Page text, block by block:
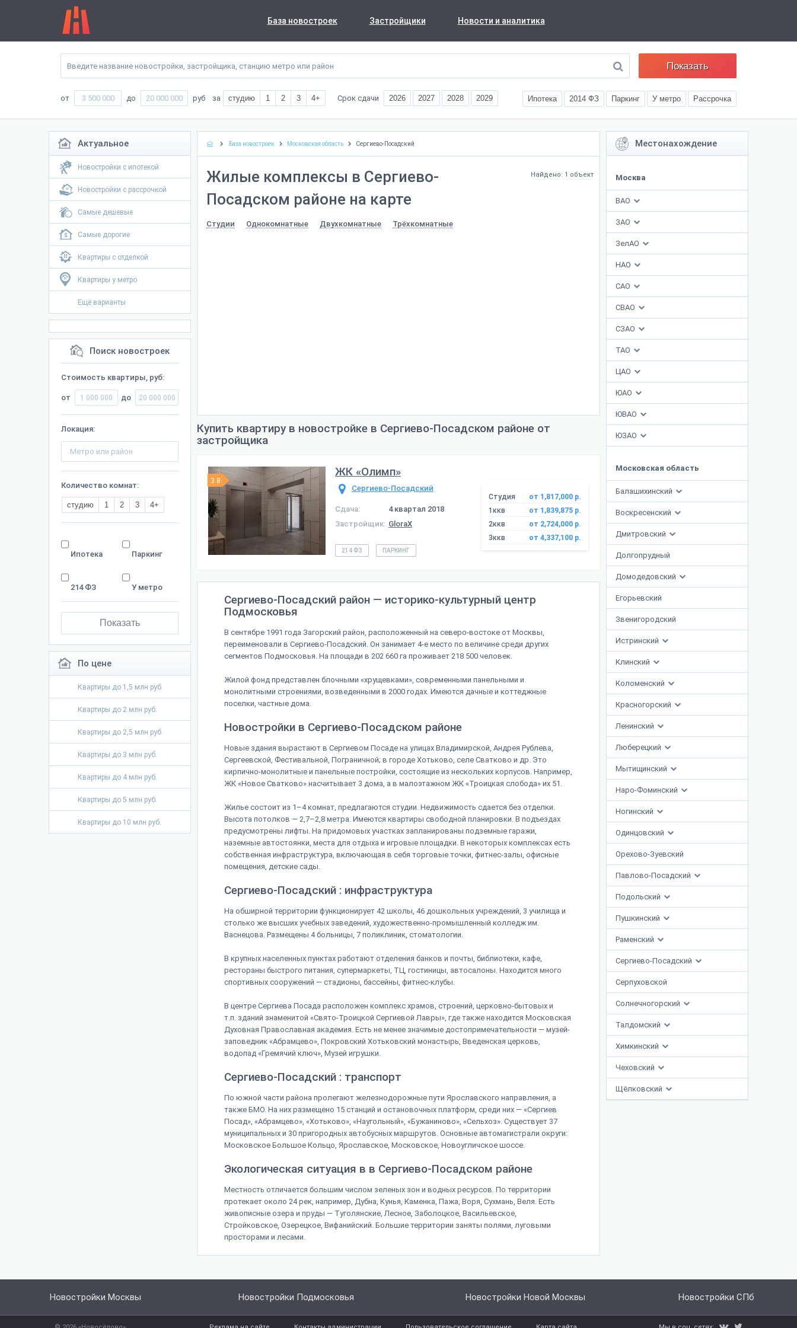
База новостроек Застройщики Новости и аналитика
Показать
от до руб за студию 1 2 3 4+ Срок сдачи 2026 2027 2028 2029 Ипотека 2014 ФЗ Паркинг У метро Рассрочка
Актуальное
Новостройки с ипотекой
Новостройки с рассрочкой
Самые дешевые
Самые дорогие
Квартиры с отделкой
Квартиры у метро
Ещё варианты
Поиск новостроек
Стоимость квартиры, руб:
от до
Локация:
Количество комнат:
студию 1 2 3 4+
Ипотека Паркинг
214 ФЗ У метро
Показать
По цене
Квартиры до 1,5 млн руб.
Квартиры до 2 млн руб.
Квартиры до 2,5 млн руб.
Квартиры до 3 млн руб.
Квартиры до 4 млн руб.
Квартиры до 5 млн руб.
Квартиры до 10 млн руб.
Местонахождение
Москва
ВАО
ЗАО
ЗелАО
НАО
САО
СВАО
СЗАО
ТАО
ЦАО
ЮАО
ЮВАО
ЮЗАО
Московская область
Балашихинский
Воскресенский
Дмитровский
Долгопрудный
Домодедовский
Егорьевский
Звенигородский
Истринский
Клинский
Коломенский
Красногорский
Ленинский
Люберецкий
Мытищинский
Наро-Фоминский
Ногинский
Одинцовский
Орехово-Зуевский
Павлово-Посадский
Подольский
Пушкинский
Раменский
Сергиево-Посадский
Серпуховской
Солнечногорский
Талдомский
Химкинский
Чеховский
Щёлковский
База новостроек Московская область Сергиево-Посадский
Найдено: 1 объект
Жилые комплексы в Сергиево-
Посадском районе на карте
Студии Однокомнатные Двухкомнатные Трёхкомнатные
Купить квартиру в новостройке в Сергиево-Посадском районе от
застройщика
3.8
ЖК «Олимп»
Сергиево-Посадский
Сдача:
4 квартал 2018
Застройщик: GloraX
Студия
от 1,817,000 р.
1ккв
от 1,839,875 р.
2ккв
от 2,724,000 р.
3ккв
от 4,337,100 р.
214 ФЗ ПАРКИНГ
Сергиево-Посадский район — историко-культурный центр
Подмосковья
В сентябре 1991 года Загорский район, расположенный на северо-востоке от Москвы,
переименовали в Сергиево-Посадский. Он занимает 4-е место по величине среди других
сегментов Подмосковья. На площади в 202 660 га проживает 218 500 человек.
Жилой фонд представлен блочными «хрущевками», современными панельными и
монолитными строениями, возведенными в 2000 годах. Имеются дачные и коттеджные
поселки, частные дома.
Новостройки в Сергиево-Посадском районе
Новые здания вырастают в Сергиевом Посаде на улицах Владимирской, Андрея Рублева,
Сергеевской, Фестивальной, Пограничной; в городе Хотьково, селе Сватково и др. Это
кирпично-монолитные и панельные постройки, состоящие из нескольких корпусов. Например,
ЖК «Новое Сватково» насчитывает 3 дома, а в малоэтажном ЖК «Троицкая слобода» их 51.
Жилье состоит из 1–4 комнат, предлагаются студии. Недвижимость сдается без отделки.
Высота потолков — 2,7–2,8 метра. Имеются квартиры свободной планировки. В подъездах
предусмотрены лифты. На придомовых участках запланированы подземные гаражи,
наземные автостоянки, места для отдыха и игровые площадки. В некоторых комплексах есть
собственная инфраструктура, включающая в себя торговые точки, фитнес-залы, офисные
помещения, детские сады.
Сергиево-Посадский : инфраструктура
На обширной территории функционирует 42 школы, 46 дошкольных учреждений, 3 училища и
столько же высших учебных заведений, художественно-промышленный колледж им.
Васнецова. Размещены 4 больницы, 7 поликлиник, стоматологии.
В крупных населенных пунктах работают отделения банков и почты, библиотеки, кафе,
рестораны быстрого питания, супермаркеты, ТЦ, гостиницы, автосалоны. Находится много
спортивных сооружений — стадионы, бассейны, фитнес-клубы.
В центре Сергиева Посада расположен комплекс храмов, строений, церковно-бытовых и
т.п. зданий знаменитой «Свято-Троицкой Сергиевой Лавры», где также находится Московская
Духовная Православная академия. Есть не менее значимые достопримечательности — музей-
заповедник «Абрамцево», Покровский Хотьковский монастырь, Введенская церковь,
водопад «Гремячий ключ», Музей игрушки.
Сергиево-Посадский : транспорт
По южной части района пролегают железнодорожные пути Ярославского направления, а
также БМО. На них размещено 15 станций и остановочных платформ, среди них — «Сергиев
Посад», «Абрамцево», «Хотьково», «Наугольный», «Бужаниново», «Сельхоз». Существует 37
муниципальных и 30 пригородных автобусных маршрутов. Основные автомагистрали округи:
Московское Большое Кольцо, Ярославское, Московское, Новоугличское шоссе.
Экологическая ситуация в в Сергиево-Посадском районе
Местность отличается большим числом зеленых зон и водных ресурсов. По территории
протекает около 24 рек, например, Дубна, Кунья, Каменка, Пажа, Воря, Сухмань, Веля. Есть
живописные озера и пруды — Туголянские, Лесное, Заболоцкое, Васильевское,
Стройковское, Озерецкое, Вифанийский. Большие территории заняты полями, луговыми
просторами и лесами.
Новостройки Москвы Новостройки Подмосковья Новостройки Новой Москвы Новостройки СПб